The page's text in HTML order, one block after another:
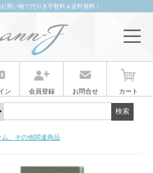
買い物で代引き手数料＆送料無料！
ン 会員登録 お問合せ カート
、その他関連商品